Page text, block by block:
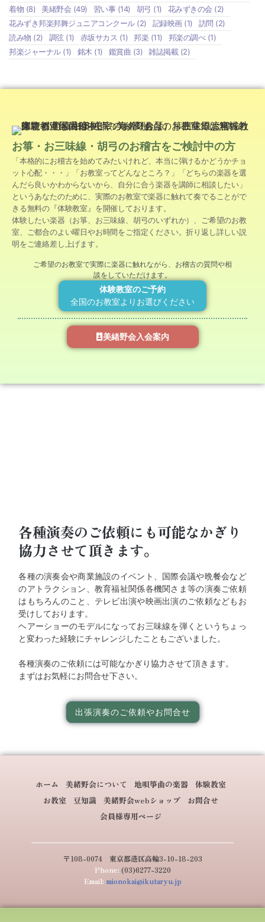
着物 (8) 美緒野会 (49) 習い事(14) 胡弓 (1) 花みずきの会 (2)
花みずき邦楽邦舞ジュニアコンクール(2) 記録映画(1) 訪問 (2)
読み物 (2) 調弦(1) 赤坂サカス (1) 邦楽 (11) 邦楽の調べ(1)
邦楽ジャーナル(1) 銘木 (1) 鑑賞曲 (3) 雑誌掲載(2)
お箏・お三味線・胡弓のお稽古をご検討中の方
「本格的にお稽古を始めてみたいけれど、本当に弾けるかどうかチョ
ット心配・・・」「お教室ってどんなところ？」「どちらの楽器を選
んだら良いかわからないから、自分に合う楽器を講師に相談したい」
というあなたのために、実際のお教室で楽器に触れて奏でることがで
きる無料の『体験教室』を開催しております。
体験したい楽器（お箏、お三味線、胡弓のいずれか）、ご希望のお教
室、ご都合のよい曜日やお時間をご指定ください。折り返し詳しい説
明をご連絡差し上げます。
ご希望のお教室で実際に楽器に触れながら、お稽古の質問や相
談をしていただけます。
体験教室のご予約
全国のお教室よりお選びください
美緒野会入会案内
各種演奏のご依頼にも可能なかぎり
協力させて頂きます。
各種の演奏会や商業施設のイベント、国際会議や晩餐会など
のアトラクション、教育福祉関係各機関さま等の演奏ご依頼
はもちろんのこと、テレビ出演や映画出演のご依頼などもお
受けしております。
ヘアーショーのモデルになってお三味線を弾くというちょっ
と変わった経験にチャレンジしたこともございました。
各種演奏のご依頼には可能なかぎり協力させて頂きます。
まずはお気軽にお問合せ下さい。
出張演奏のご依頼やお問合せ
ホーム 美緒野会について 地唄箏曲の楽器
体験教室
お教室
豆知識 美緒野会webショップ
お問合せ
会員様専用ページ
〒108-0074 東京都港区高輪3-10-18-203
Phone: (03)6277-3220
Email: mionokai@ikutaryu.jp